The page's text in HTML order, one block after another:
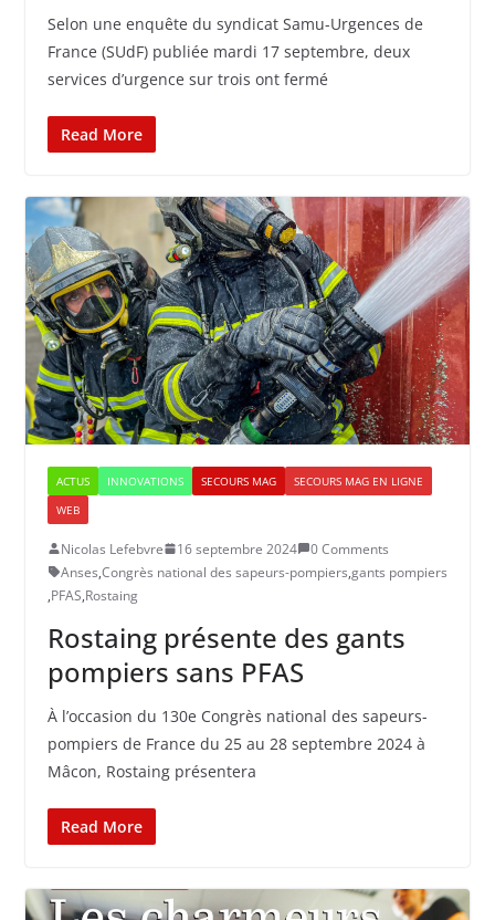
Selon une enquête du syndicat Samu-Urgences de
France (SUdF) publiée mardi 17 septembre, deux
services d’urgence sur trois ont fermé
Read More
ACTUS INNOVATIONS SECOURS MAG
SECOURS MAG EN LIGNE
WEB
Nicolas Lefebvre 16 septembre 2024
0 Comments
Anses,Congrès national des sapeurs-pompiers,gants pompiers
,PFAS,Rostaing
Rostaing présente des gants
pompiers sans PFAS
À l’occasion du 130e Congrès national des sapeurs-
pompiers de France du 25 au 28 septembre 2024 à
Mâcon, Rostaing présentera
Read More